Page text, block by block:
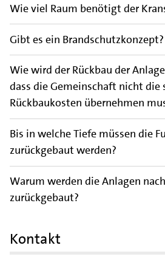
Wie viel Raum benötigt der
Gibt es ein Brandschutzkonzept?
Wie wird der Rückbau der
dass die Gemeinschaft nicht die
Rückbaukosten übernehmen
Bis in welche Tiefe müssen die
zurückgebaut werden?
Warum werden die Anlagen
zurückgebaut?
Kontakt